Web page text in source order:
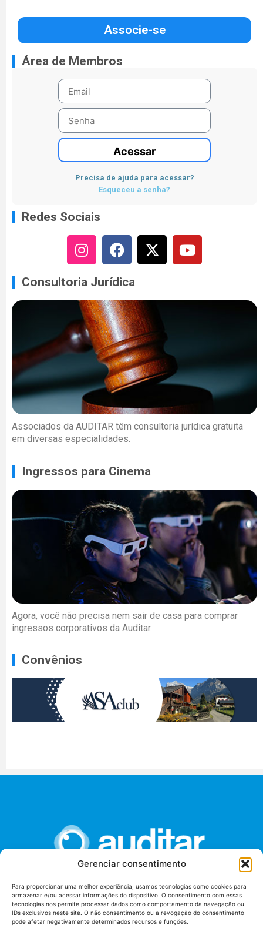
Gerenciar consentimento
Para proporcionar uma melhor experiência, usamos tecnologias como cookies para
armazenar e/ou acessar informações do dispositivo. O consentimento com essas
tecnologias nos permite processar dados como comportamento da navegação ou
IDs exclusivos neste site. O não consentimento ou a revogação do consentimento
pode afetar negativamente determinados recursos e funções.
Associe-se
Área de Membros
Acessar
Precisa de ajuda para acessar?
Esqueceu a senha?
Redes Sociais
Consultoria Jurídica
Associados da AUDITAR têm consultoria jurídica gratuita
em diversas especialidades.
Ingressos para Cinema
Agora, você não precisa nem sair de casa para comprar
ingressos corporativos da Auditar.
Convênios
União dos Auditores Federais de Controle Externo -
AUDITAR
Setor de Administração Federal Sul (SAF/Sul), Qd. 04, Lt. 01